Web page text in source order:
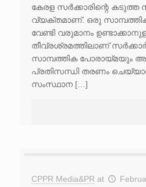
കേരള സര്‍ക്കാരിന്റെ കടുത്ത
വ്യക്തമാണ്‌. ഒരു സാമ്പത്തിക
വേണ്ടി വരുമാനം
തീവ്രശ്രമത്തിലാണ്‌
സാമ്പത്തിക പോരായ്മയും
പ്രതിസന്ധി തരണം
സംസ്ഥാന […]
CPPR Media&PR at